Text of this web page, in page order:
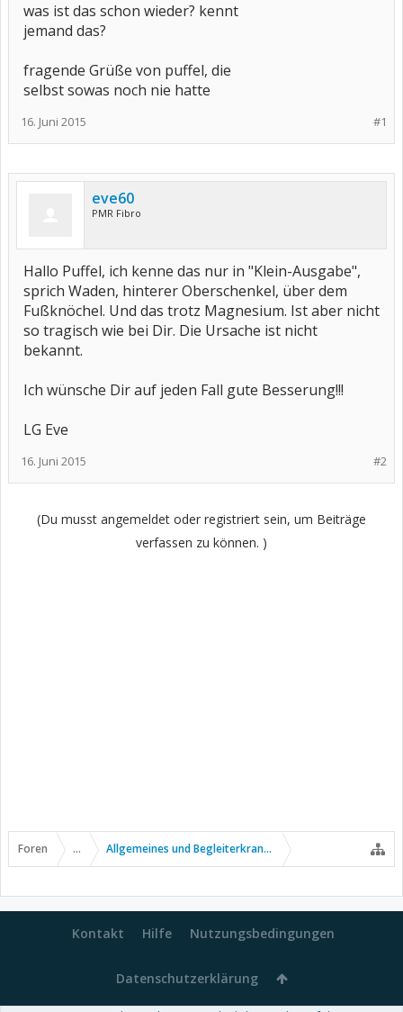
was ist das schon wieder? kennt
jemand das?
fragende Grüße von puffel, die
selbst sowas noch nie hatte
#1
16. Juni 2015
eve60
PMR Fibro
Hallo Puffel, ich kenne das nur in "Klein-Ausgabe",
sprich Waden, hinterer Oberschenkel, über dem
Fußknöchel. Und das trotz Magnesium. Ist aber nicht
so tragisch wie bei Dir. Die Ursache ist nicht
bekannt.
Ich wünsche Dir auf jeden Fall gute Besserung!!!
LG Eve
#2
16. Juni 2015
(Du musst angemeldet oder registriert sein, um Beiträge
verfassen zu können. )
Foren ... Allgemeines und Begleiterkrankungen
Kontakt Hilfe Nutzungsbedingungen
Datenschutzerklärung